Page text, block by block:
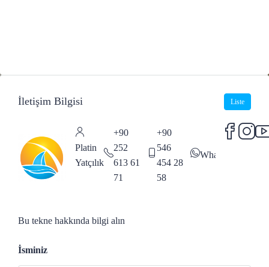
İletişim Bilgisi Liste
Platin
Yatçılık
+90
252
613 61
71
+90
546
454 28
58
WhatsApp
Bu tekne hakkında bilgi alın
İsminiz